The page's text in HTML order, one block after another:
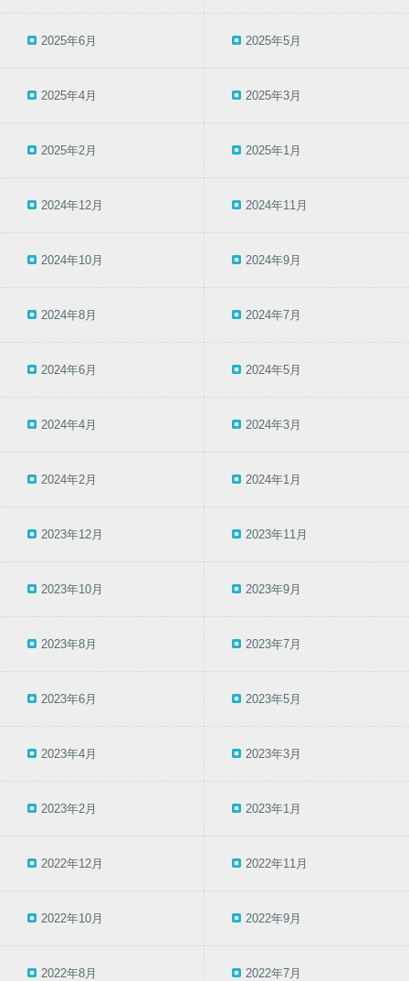
2025年6月 2025年5月
2025年4月 2025年3月
2025年2月 2025年1月
2024年12月 2024年11月
2024年10月 2024年9月
2024年8月 2024年7月
2024年6月 2024年5月
2024年4月 2024年3月
2024年2月 2024年1月
2023年12月 2023年11月
2023年10月 2023年9月
2023年8月 2023年7月
2023年6月 2023年5月
2023年4月 2023年3月
2023年2月 2023年1月
2022年12月 2022年11月
2022年10月 2022年9月
2022年8月 2022年7月